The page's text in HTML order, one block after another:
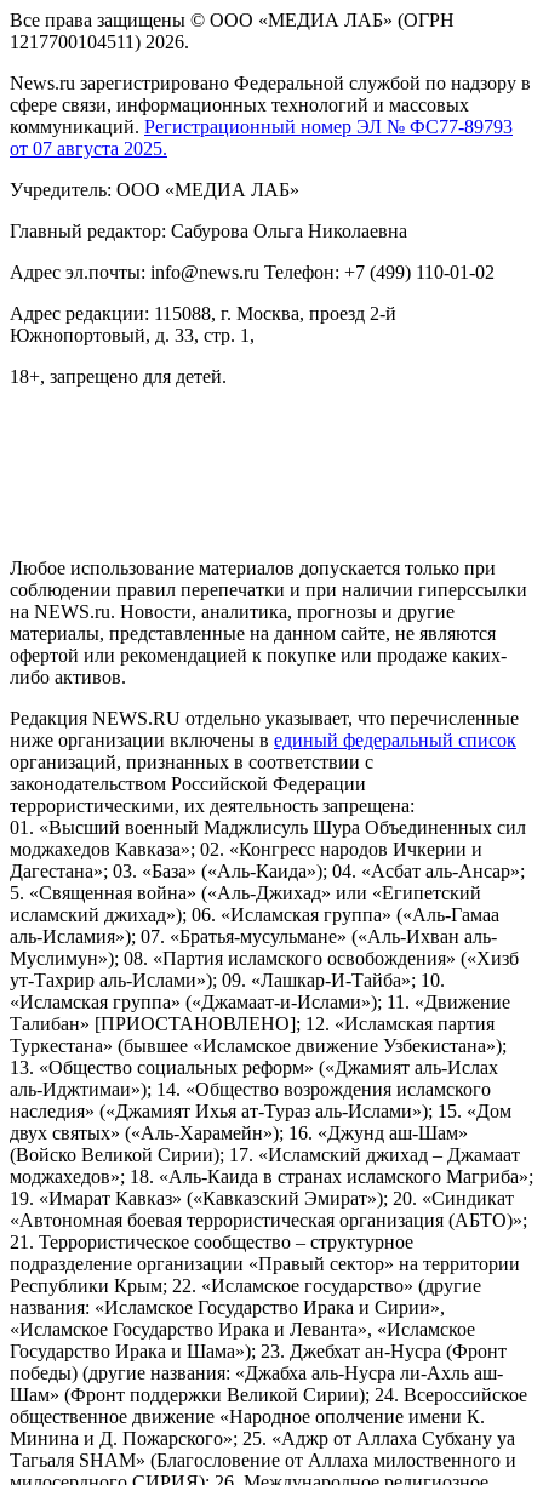
Все права защищены © ООО «МЕДИА ЛАБ» (ОГРН
1217700104511) 2026.
News.ru зарегистрировано Федеральной службой по надзору в
сфере связи, информационных технологий и массовых
коммуникаций. Регистрационный номер ЭЛ № ФС77-89793
от 07 августа 2025.
Учредитель: ООО «МЕДИА ЛАБ»
Главный редактор: Сабурова Ольга Николаевна
Адрес эл.почты: info@news.ru Телефон: +7 (499) 110-01-02
Адрес редакции: 115088, г. Москва, проезд 2-й
Южнопортовый, д. 33, стр. 1,
18+, запрещено для детей.
Любое использование материалов допускается только при
соблюдении правил перепечатки и при наличии гиперссылки
на NEWS.ru. Новости, аналитика, прогнозы и другие
материалы, представленные на данном сайте, не являются
офертой или рекомендацией к покупке или продаже каких-
либо активов.
Редакция NEWS.RU отдельно указывает, что перечисленные
ниже организации включены в единый федеральный список
организаций, признанных в соответствии с
законодательством Российской Федерации
террористическими, их деятельность запрещена:
01. «Высший военный Маджлисуль Шура Объединенных сил
моджахедов Кавказа»; 02. «Конгресс народов Ичкерии и
Дагестана»; 03. «База» («Аль-Каида»); 04. «Асбат аль-Ансар»;
5. «Священная война» («Аль-Джихад» или «Египетский
исламский джихад»); 06. «Исламская группа» («Аль-Гамаа
аль-Исламия»); 07. «Братья-мусульмане» («Аль-Ихван аль-
Муслимун»); 08. «Партия исламского освобождения» («Хизб
ут-Тахрир аль-Ислами»); 09. «Лашкар-И-Тайба»; 10.
«Исламская группа» («Джамаат-и-Ислами»); 11. «Движение
Талибан» [ПРИОСТАНОВЛЕНО]; 12. «Исламская партия
Туркестана» (бывшее «Исламское движение Узбекистана»);
13. «Общество социальных реформ» («Джамият аль-Ислах
аль-Иджтимаи»); 14. «Общество возрождения исламского
наследия» («Джамият Ихья ат-Тураз аль-Ислами»); 15. «Дом
двух святых» («Аль-Харамейн»); 16. «Джунд аш-Шам»
(Войско Великой Сирии); 17. «Исламский джихад – Джамаат
моджахедов»; 18. «Аль-Каида в странах исламского Магриба»;
19. «Имарат Кавказ» («Кавказский Эмират»); 20. «Синдикат
«Автономная боевая террористическая организация (АБТО)»;
21. Террористическое сообщество – структурное
подразделение организации «Правый сектор» на территории
Республики Крым; 22. «Исламское государство» (другие
названия: «Исламское Государство Ирака и Сирии»,
«Исламское Государство Ирака и Леванта», «Исламское
Государство Ирака и Шама»); 23. Джебхат ан-Нусра (Фронт
победы) (другие названия: «Джабха аль-Нусра ли-Ахль аш-
Шам» (Фронт поддержки Великой Сирии); 24. Всероссийское
общественное движение «Народное ополчение имени К.
Минина и Д. Пожарского»; 25. «Аджр от Аллаха Субхану уа
Тагьаля SHAM» (Благословение от Аллаха милоственного и